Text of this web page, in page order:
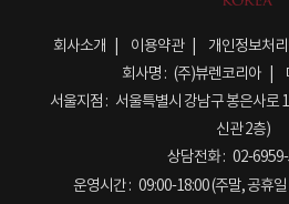
회사소개 이용약관 개인정보처
회사명 : (주)뷰렌코리아
서울지점 : 서울특별시 강남구 봉은사로
신관 2층)
상담전화 : 02-
운영시간 : 09:00-18:00 (주말, 공휴